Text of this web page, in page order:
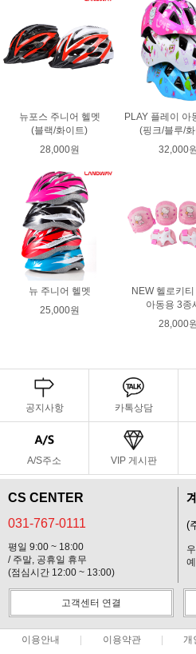
뉴포스 주니어 헬멧
(블랙/화이트)
28,000원
PLAY 플레이 아
(핑크/블루/
32,000원
뉴 주니어 헬멧
25,000원
NEW 헬로키티
아동용 3종
28,000원
공지사항 카톡상담
A/S주소 VIP 게시판
CS CENTER
031-767-0111
평일 9:00 ~ 18:00
/ 주말, 공휴일 휴무
(점심시간 12:00 ~ 13:00)
(
고객센터 연결
이용안내 이용약관 개